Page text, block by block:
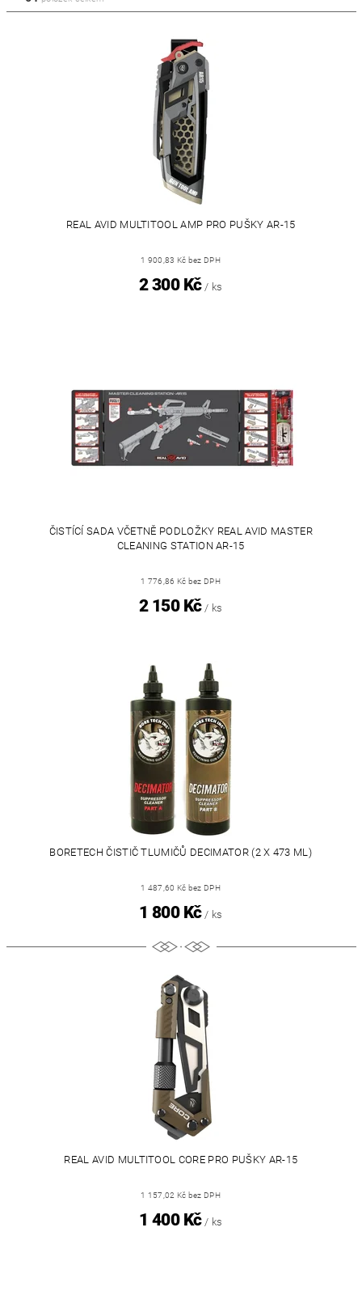
REAL AVID MULTITOOL AMP PRO PUŠKY AR-15
1 900,83 Kč bez DPH
2 300 Kč / ks
ČISTÍCÍ SADA VČETNĚ PODLOŽKY REAL AVID MASTER
CLEANING STATION AR-15
1 776,86 Kč bez DPH
2 150 Kč / ks
BORETECH ČISTIČ TLUMIČŮ DECIMATOR (2 X 473 ML)
1 487,60 Kč bez DPH
1 800 Kč / ks
REAL AVID MULTITOOL CORE PRO PUŠKY AR-15
1 157,02 Kč bez DPH
1 400 Kč / ks